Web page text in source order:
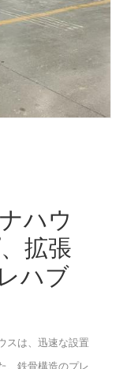
ハウ
拡張
ハブ
スは、迅速な設置
、鉄骨構造のプレ